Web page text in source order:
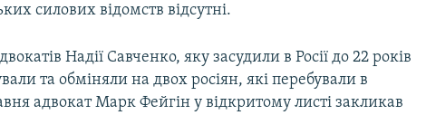
силових відомств відсутні.
Надії Савченко, яку засудили в Росії до 22 років
та обміняли на двох росіян, які перебували в
адвокат Марк Фейгін у відкритому листі закликав